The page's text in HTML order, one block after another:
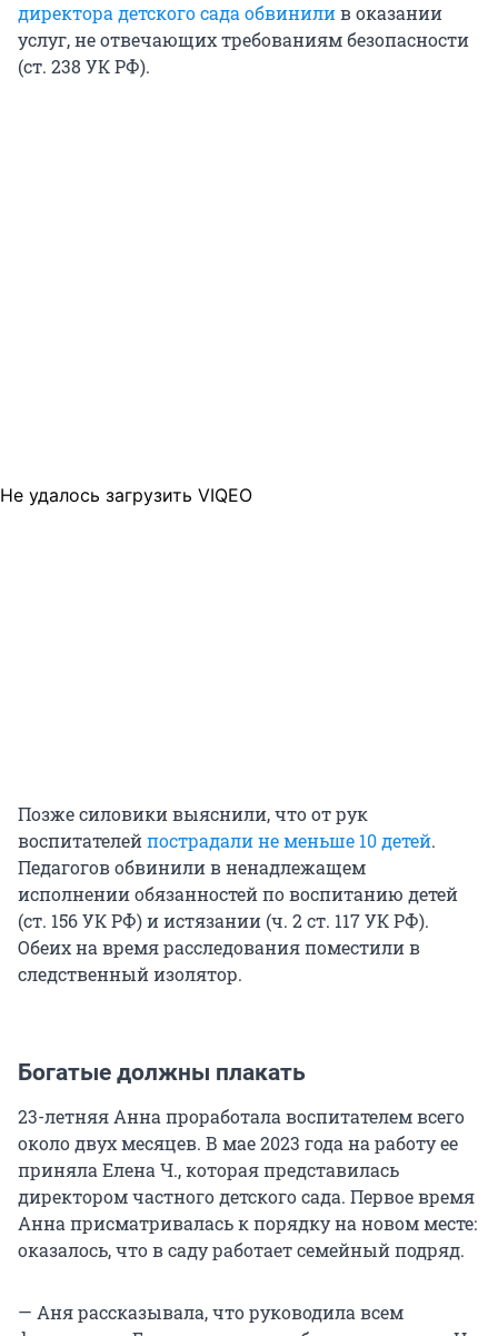
директора детского сада обвинилив оказании
услуг, не отвечающих требованиям безопасности
(ст. 238 УК РФ).
Не удалось загрузить VIQEO
Позже силовики выяснили, что от рук
воспитателейпострадали не меньше 10 детей.
Педагогов обвинили в ненадлежащем
исполнении обязанностей по воспитанию детей
(ст. 156 УК РФ) и истязании (ч. 2 ст. 117 УК РФ).
Обеих на время расследования поместили в
следственный изолятор.
Богатые должны плакать
23-летняя Анна проработала воспитателем всего
около двух месяцев. В мае 2023 года на работу ее
приняла Елена Ч., которая представилась
директором частного детского сада. Первое время
Анна присматривалась к порядку на новом месте:
оказалось, что в саду работает семейный подряд.
— Аня рассказывала, что руководила всем